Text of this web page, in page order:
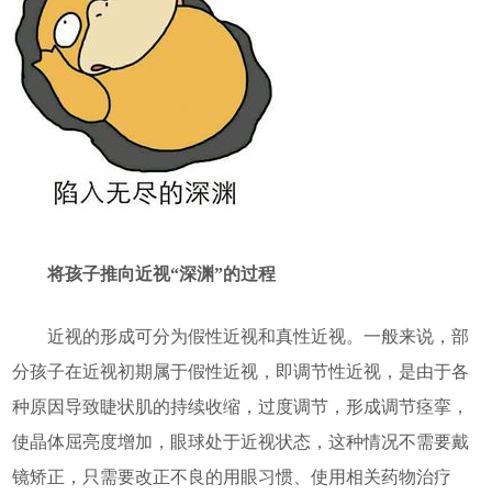
将孩子推向近视“深渊”的过程
近视的形成可分为假性近视和真性近视。一般来说，部
分孩子在近视初期属于假性近视，即调节性近视，是由于各
种原因导致睫状肌的持续收缩，过度调节，形成调节痉挛，
使晶体屈亮度增加，眼球处于近视状态，这种情况不需要戴
镜矫正，只需要改正不良的用眼习惯、使用相关药物治疗